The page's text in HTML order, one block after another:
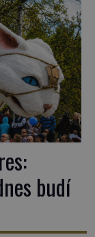
budí